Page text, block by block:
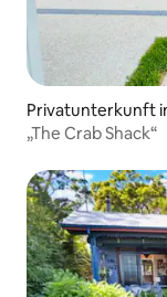
Privatunterkunft
„The Crab Shack“